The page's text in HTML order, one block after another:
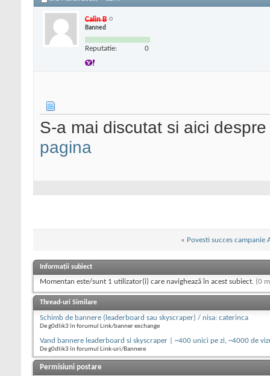
Calin B
Banned
Reputatie: 0
S-a mai discutat si aici
pagina
« Povesti succes campanie
Informații subiect
Momentan este/sunt 1 utilizator(i) care navighează în acest subiect. (0
Thread-uri Similare
Schimb de bannere (leaderboard sau skyscraper) / nisa: caterinca
De g0dlik3 în forumul Link/banner exchange
Vand bannere leaderboard si skyscraper | ~400 unici pe zi, ~4000 de
De g0dlik3 în forumul Link-uri/Bannere
Permisiuni postare